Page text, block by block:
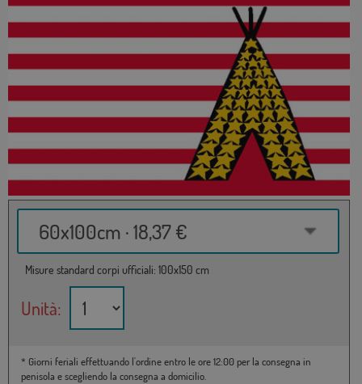
60x100cm · 18,37 €
Misure standard corpi ufficiali: 100x150 cm
Unità:
* Giorni feriali effettuando l'ordine entro le ore 12:00 per la consegna in
penisola e scegliendo la consegna a domicilio.